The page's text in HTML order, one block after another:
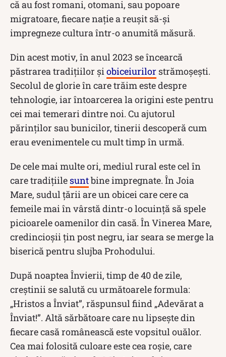
că au fost romani, otomani, sau popoare
migratoare, fiecare nație a reușit să-și
impregneze cultura într-o anumită măsură.
Din acest motiv, în anul 2023 se încearcă
păstrarea tradițiilor șiobiceiurilor strămoșești.
Secolul de glorie în care trăim este despre
tehnologie, iar întoarcerea la origini este pentru
cei mai temerari dintre noi. Cu ajutorul
părinților sau bunicilor, tinerii descoperă cum
erau evenimentele cu mult timp în urmă.
De cele mai multe ori, mediul rural este cel în
care tradițiile suntbine impregnate. În Joia
Mare, sudul țării are un obicei care cere ca
femeile mai în vârstă dintr-o locuință să spele
picioarele oamenilor din casă. În Vinerea Mare,
credincioșii țin post negru, iar seara se merge la
biserică pentru slujba Prohodului.
După noaptea Învierii, timp de 40 de zile,
creștinii se salută cu următoarele formula:
„Hristos a Înviat”, răspunsul fiind „Adevărat a
Înviat!”. Altă sărbătoare care nu lipsește din
fiecare casă românească este vopsitul ouălor.
Cea mai folosită culoare este cea roșie, care